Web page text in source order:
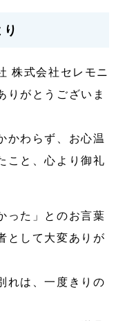
株式会社セレモニ
りがとうございま
かわらず、お心温
こと、心より御礼
った」とのお言葉
として大変ありが
れは、一度きりの